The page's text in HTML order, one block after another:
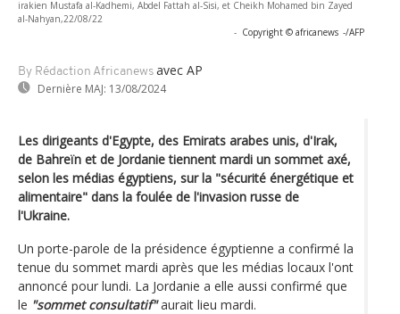
irakien Mustafa al-Kadhemi, Abdel Fattah al-Sisi, et Cheikh Mohamed bin Zayed
al-Nahyan,22/08/22
- Copyright © africanews -/AFP
By Rédaction Africanews avec AP
Dernière MAJ: 13/08/2024
Les dirigeants d'Egypte, des Emirats arabes unis, d'Irak,
de Bahreïn et de Jordanie tiennent mardi un sommet axé,
selon les médias égyptiens, sur la "sécurité énergétique et
alimentaire" dans la foulée de l'invasion russe de
l'Ukraine.
Un porte-parole de la présidence égyptienne a confirmé la
tenue du sommet mardi après que les médias locaux l'ont
annoncé pour lundi. La Jordanie a elle aussi confirmé que
le "sommet consultatif"aurait lieu mardi.